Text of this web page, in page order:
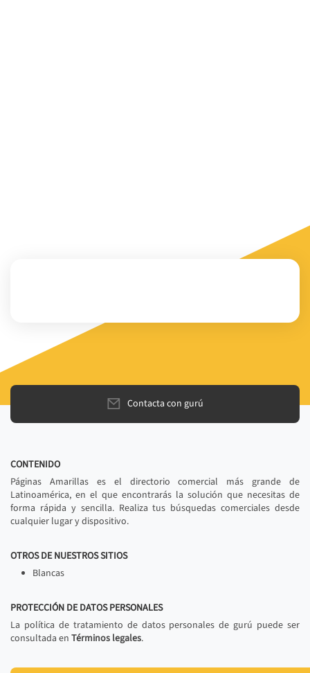
Contacta con gurú
CONTENIDO
Páginas Amarillas es el directorio comercial más grande de
Latinoamérica, en el que encontrarás la solución que necesitas de
forma rápida y sencilla. Realiza tus búsquedas comerciales desde
cualquier lugar y dispositivo.
OTROS DE NUESTROS SITIOS
Blancas
PROTECCIÓN DE DATOS PERSONALES
La política de tratamiento de datos personales de gurú puede ser
consultada en Términos legales.